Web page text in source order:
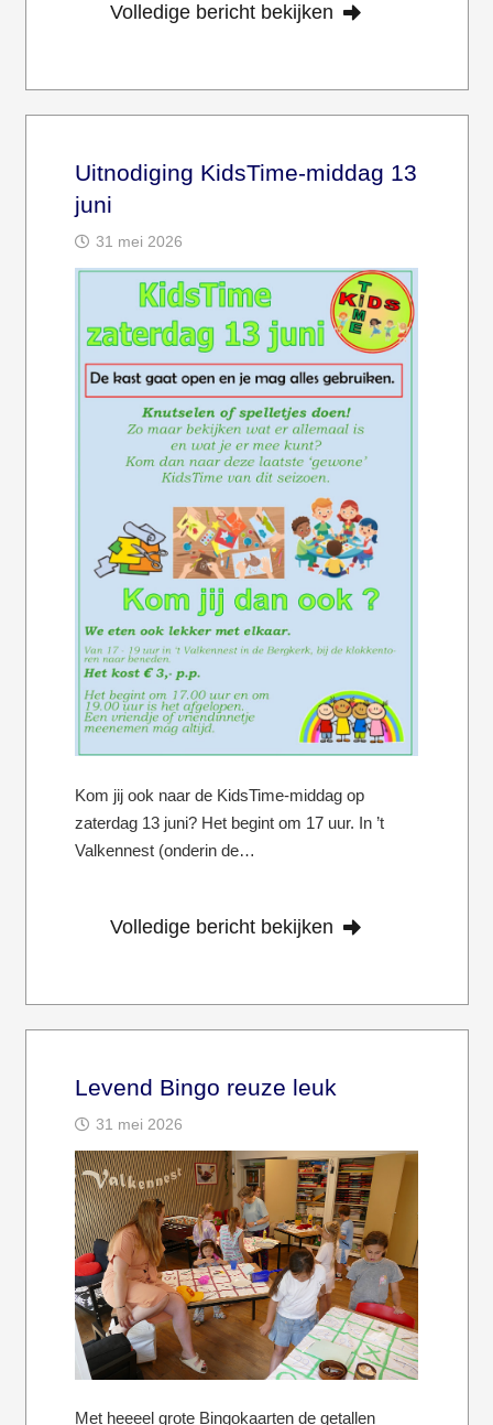
Volledige bericht bekijken
Uitnodiging KidsTime-middag 13
juni
31 mei 2026
Kom jij ook naar de KidsTime-middag op
zaterdag 13 juni? Het begint om 17 uur. In ’t
Valkennest (onderin de…
Volledige bericht bekijken
Levend Bingo reuze leuk
31 mei 2026
Met heeeel grote Bingokaarten de getallen